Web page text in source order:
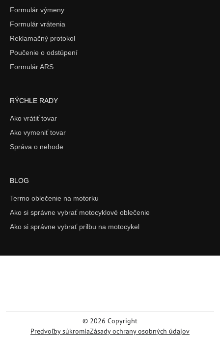
Formulár výmeny
Formulár vrátenia
Reklamačný protokol
Poučenie o odstúpení
Formulár ARS
RÝCHLE RADY
Ako vrátiť tovar
Ako vymeniť tovar
Správa o nehode
BLOG
Termo oblečenie na motorku
Ako si správne vybrať motocyklové oblečenie
Ako si správne vybrať prilbu na motocykel
© 2026 Copyright
Predvoľby súkromiaZásady ochrany osobných údajov